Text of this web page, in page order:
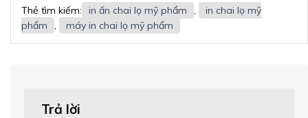
Thẻ tìm kiếm:
in ấn chai lọ mỹ phẩm ,
in chai lọ mỹ
phẩm
, máy in chai lọ mỹ phẩm
Trả lời